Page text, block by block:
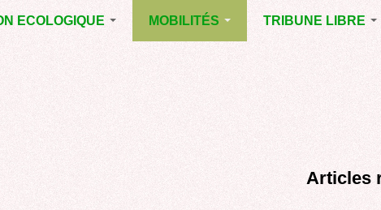
ECOLOGIQUE MOBILITÉS
VOIRIE DOMAINE
LE TRAMWAY REJOINT
MÉRIGNAC :
INAUGURATION,
TRIBUNE LIBRE
POINT DE VUE
Articles